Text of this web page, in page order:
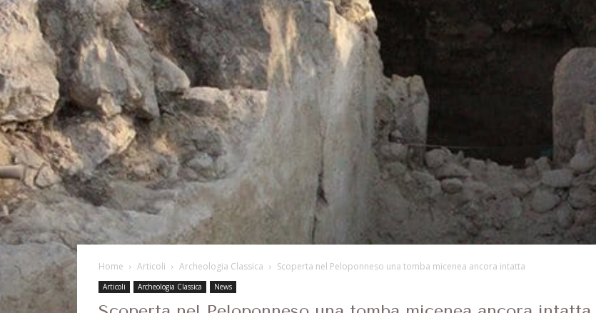
Home Articoli Archeologia Classica Scoperta nel Peloponneso una tomba micenea ancora intatta
Articoli Archeologia Classica News